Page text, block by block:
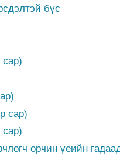
бүс
сар)
сар)
сар)
орчин үеийн